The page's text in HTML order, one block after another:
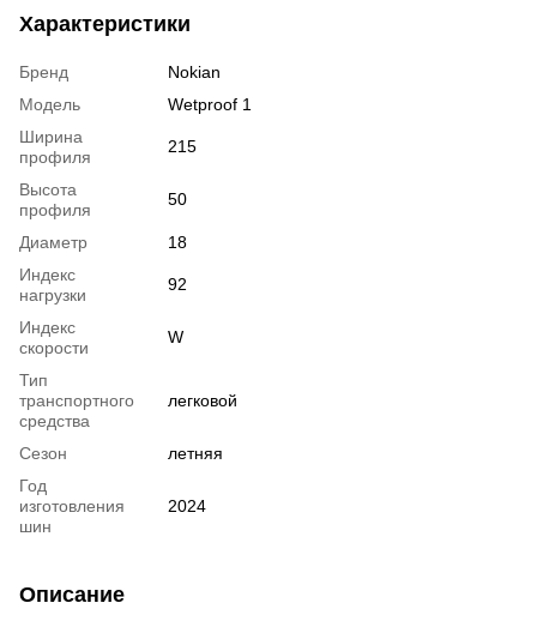
Характеристики
Бренд
Nokian
Модель
Wetproof 1
Ширина
профиля
215
Высота
профиля
50
Диаметр
18
Индекс
нагрузки
92
Индекс
скорости
W
Тип
транспортного
средства
легковой
Сезон
летняя
Год
изготовления
шин
2024
Описание